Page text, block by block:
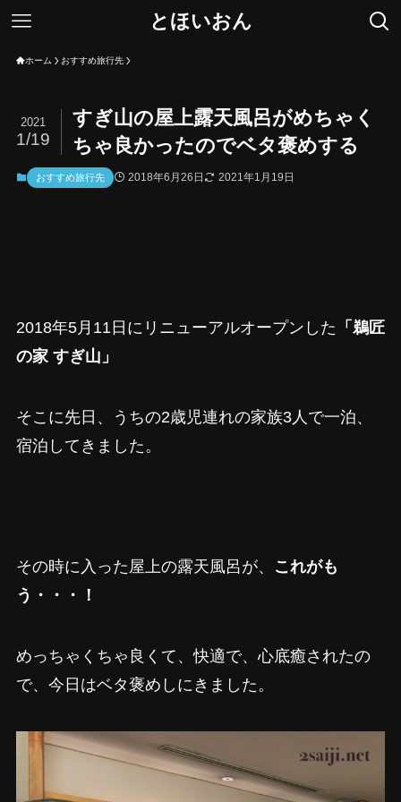
とほいおん
ホーム おすすめ旅行先
すぎ山の屋上露天風呂がめちゃく
ちゃ良かったのでベタ褒めする
2021
1/19
おすすめ旅行先 2018年6月26日 2021年1月19日
2018年5月11日にリニューアルオープンした 「鵜匠
の家 すぎ山」
そこに先日、うちの2歳児連れの家族3人で一泊、
宿泊してきました。
その時に入った屋上の露天風呂が、
これがも
う・・・！
めっちゃくちゃ良くて、快適で、心底癒されたの
で、今日はベタ褒めしにきました。